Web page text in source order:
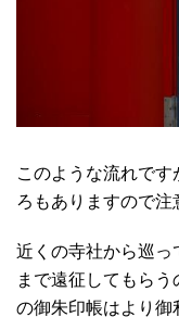
このような流れです
ろもありますので注
近くの寺社から巡っ
まで遠征してもら
の御朱印帳はより御